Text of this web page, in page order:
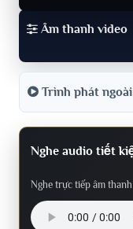
Âm thanh video
Trình phát
Nghe audio tiết
Nghe trực tiếp âm